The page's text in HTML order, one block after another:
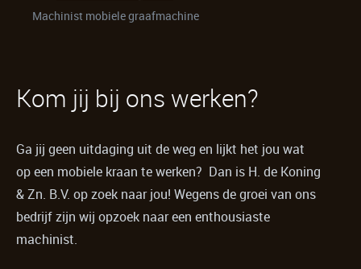
Machinist mobiele graafmachine
Kom jij bij ons werken?
Ga jij geen uitdaging uit de weg en lijkt het jou wat
op een mobiele kraan te werken? Dan is H. de Koning
& Zn. B.V. op zoek naar jou! Wegens de groei van ons
bedrijf zijn wij opzoek naar een enthousiaste
machinist.